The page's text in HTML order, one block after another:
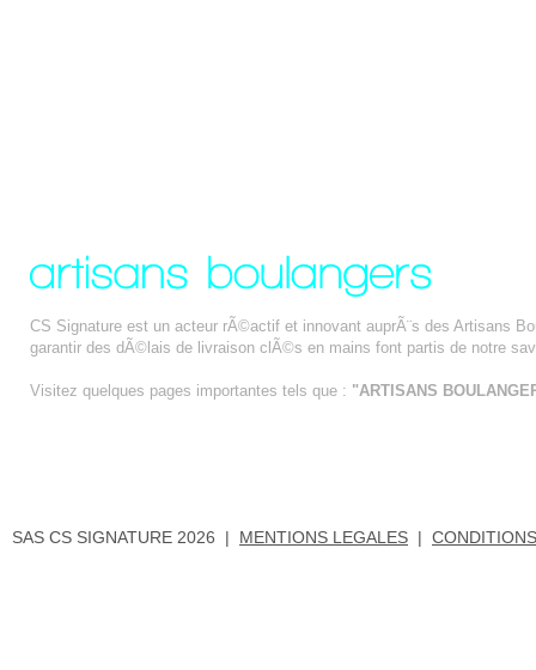
CS Signature est un acteur rÃ©actif et innovant auprÃ¨s des Artisans
garantir des dÃ©lais de livraison clÃ©s en mains font partis de notre
Visitez quelques pages importantes tels que : "ARTISANS
SAS CS SIGNATURE 2026 | MENTIONS LEGALES |